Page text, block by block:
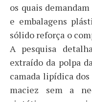
os quais
e embalagens
sólido reforça o
A pesquisa
extraído da polpa
camada lipídica
maciez sem a